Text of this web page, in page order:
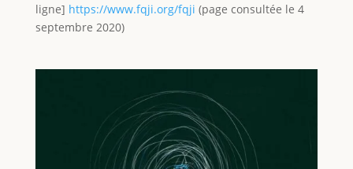
ligne] https://www.fqji.org/fqji (page consultée le 4
septembre 2020)